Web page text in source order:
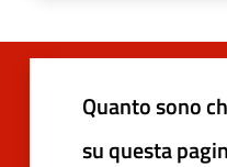
Quanto sono
su questa